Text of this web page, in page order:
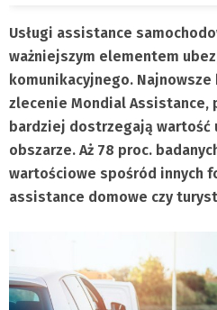
Usługi assistance
ważniejszym elementem
komunikacyjnego.
zlecenie Mondial Assistance,
bardziej dostrzegają wartość
obszarze. Aż 78 proc.
wartościowe spośród innych
assistance domowe czy